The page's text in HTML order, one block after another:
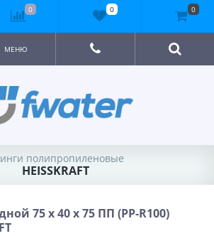
МЕНЮ
полипропиленовые
HEISSKRAFT
75 х 40 х 75 ПП (PP-R100)
0 0 0